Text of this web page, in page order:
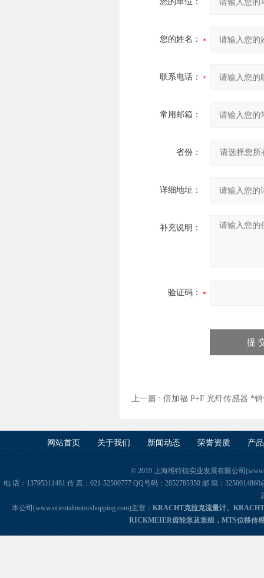
您的姓名：
联系电话：
常用邮箱：
省份：
详细地址：
补充说明：
验证码：
上一篇 : 倍加福 P+F 光纤传感器 *
网站首页 关于我们 新闻动态 荣誉资质 产
© 2019 上海维特锐实业发展有限公司
电 话：13795311481 传 真：021-52500777 QQ号码：2852785350 邮 箱：
本公司(www.orientalmotorshopping.com)主营： KRACHT克拉克流量计、
RICKMEIER齿轮泵及泵组，MTS位移传